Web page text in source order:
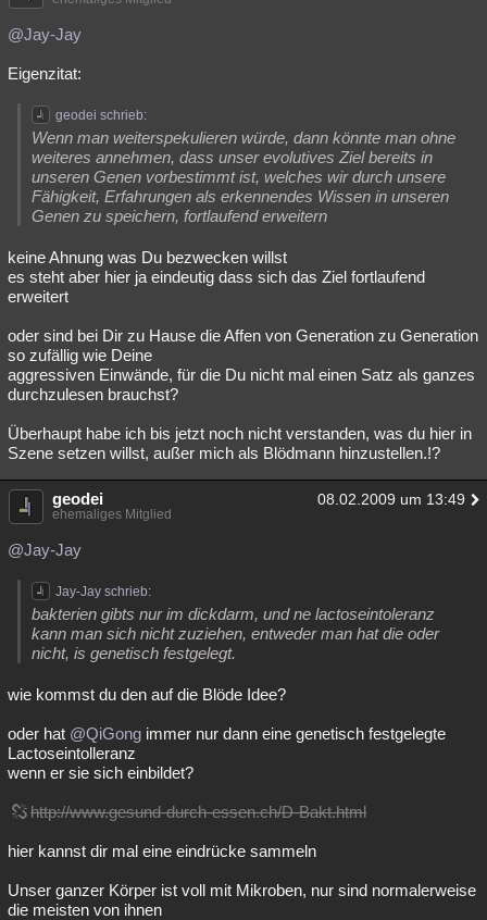
@Jay-Jay
Eigenzitat:
geodei schrieb:
Wenn man weiterspekulieren würde, dann könnte man ohne
weiteres annehmen, dass unser evolutives Ziel bereits in
unseren Genen vorbestimmt ist, welches wir durch unsere
Fähigkeit, Erfahrungen als erkennendes Wissen in unseren
Genen zu speichern, fortlaufend erweitern
keine Ahnung was Du bezwecken willst
es steht aber hier ja eindeutig dass sich das Ziel fortlaufend
erweitert
oder sind bei Dir zu Hause die Affen von Generation zu Generation
so zufällig wie Deine
aggressiven Einwände, für die Du nicht mal einen Satz als ganzes
durchzulesen brauchst?
Überhaupt habe ich bis jetzt noch nicht verstanden, was du hier in
Szene setzen willst, außer mich als Blödmann hinzustellen.!?
geodei 08.02.2009 um 13:49
ehemaliges Mitglied
@Jay-Jay
Jay-Jay schrieb:
bakterien gibts nur im dickdarm, und ne lactoseintoleranz
kann man sich nicht zuziehen, entweder man hat die oder
nicht, is genetisch festgelegt.
wie kommst du den auf die Blöde Idee?
oder hat @QiGong immer nur dann eine genetisch festgelegte
Lactoseintolleranz
wenn er sie sich einbildet?
http://www.gesund-durch-essen.ch/D-Bakt.html
hier kannst dir mal eine eindrücke sammeln
Unser ganzer Körper ist voll mit Mikroben, nur sind normalerweise
die meisten von ihnen